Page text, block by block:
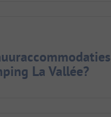
La Vallée?